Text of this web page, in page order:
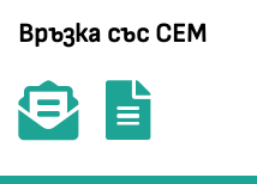
Връзка със СЕМ